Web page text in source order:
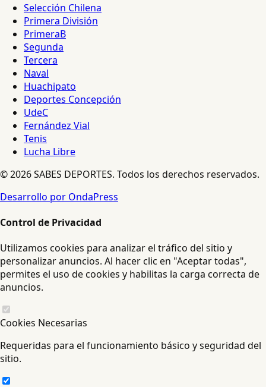
Selección Chilena
Primera División
PrimeraB
Segunda
Tercera
Naval
Huachipato
Deportes Concepción
UdeC
Fernández Vial
Tenis
Lucha Libre
© 2026 SABES DEPORTES. Todos los derechos reservados.
Desarrollo por OndaPress
Control de Privacidad
Utilizamos cookies para analizar el tráfico del sitio y
personalizar anuncios. Al hacer clic en "Aceptar todas",
permites el uso de cookies y habilitas la carga correcta de
anuncios.
Cookies Necesarias
Requeridas para el funcionamiento básico y seguridad del
sitio.